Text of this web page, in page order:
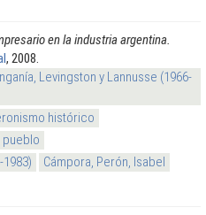
en la industria argentina.
, 2008.
Levingston y Lannusse (1966-
histórico
pueblo
Cámpora, Perón, Isabel